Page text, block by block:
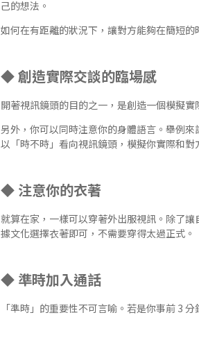
己的想法。
如何在有距離的狀況下，讓對方能夠在簡短
◆ 創造實際交談的臨場感
開著視訊鏡頭的目的之一，是創造一個模擬
另外，你可以同時注意你的身體語言。舉例
以「時不時」看向視訊鏡頭，模擬你實際和
◆ 注意你的衣著
就算在家，一樣可以穿著外出服視訊。除了
據文化選擇衣著即可，不需要穿得太過正式。
◆ 準時加入通話
「準時」的重要性不可言喻。若是你事前 3